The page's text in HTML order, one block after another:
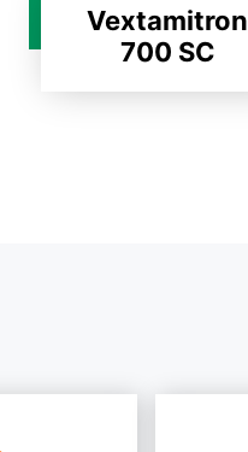
Vextamitron
700 SC